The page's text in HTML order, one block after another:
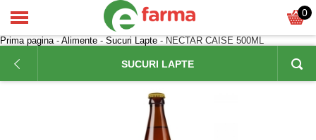
0
Prima pagina- Alimente - Sucuri Lapte - NECTAR CAISE 500ML
SUCURI LAPTE